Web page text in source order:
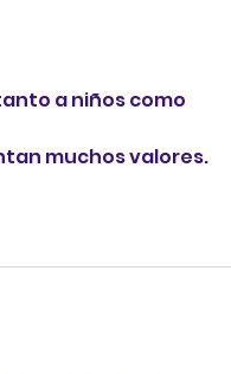
a niños como
muchos valores.